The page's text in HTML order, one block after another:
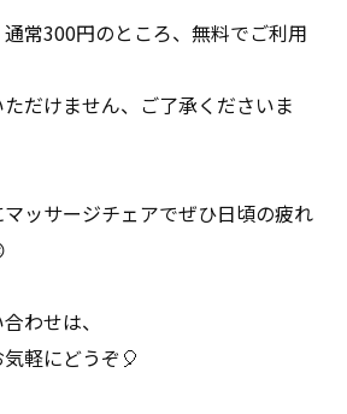
常300円のところ、無料でご利用
だけません、ご了承くださいま
ッサージチェアでぜひ日頃の疲れ
わせは、
軽にどうぞ🎈